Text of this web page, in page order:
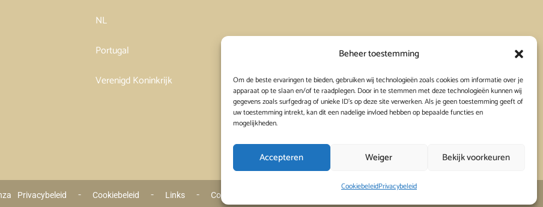
Beheer toestemming
Om de beste ervaringen te bieden, gebruiken wij technologieën zoals cookies om informatie over je
apparaat op te slaan en/of te raadplegen. Door in te stemmen met deze technologieën kunnen wij
gegevens zoals surfgedrag of unieke ID's op deze site verwerken. Als je geen toestemming geeft of
uw toestemming intrekt, kan dit een nadelige invloed hebben op bepaalde functies en
mogelijkheden.
Accepteren Weiger Bekijk voorkeuren
CookiebeleidPrivacybeleid
NL
Portugal
Verenigd Koninkrijk
Privacybeleid - Cookiebeleid - Links - Contact